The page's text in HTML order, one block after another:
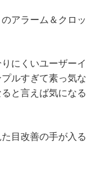
アラーム＆クロッ
にくいユーザーイ
ルすぎて素っ気な
と言えば気になる
目改善の手が入る